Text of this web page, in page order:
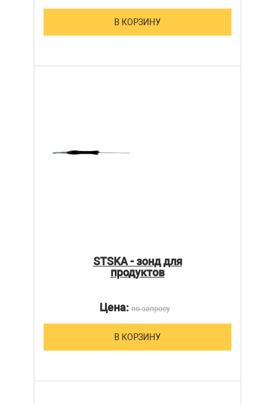
В КОРЗИНУ
STSKA - зонд для
продуктов
Цена:по запросу
В КОРЗИНУ